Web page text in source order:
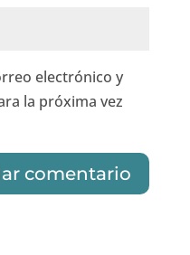
electrónico y
la próxima vez